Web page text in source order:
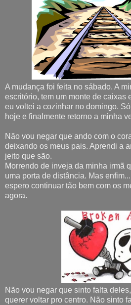
A mudança foi feita no sábado. A
escritório, tem um monte de caixas
eu voltei a cozinhar no domingo.
hoje e finalmente retorno a minha
Não vou negar que ando com o
deixando os meus pais. Aprendi a
jeito que são.
Morrendo de inveja da minha irmã
uma porta de distância. Mas
espero continuar tão bem com os
agora.
Não vou negar que sinto falta
querer voltar pro centro. Não sinto